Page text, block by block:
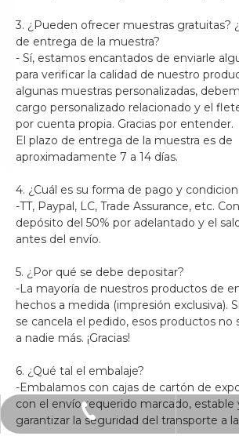
3. ¿Pueden ofrecer muestras gratuitas?
de entrega de la muestra?
- Sí, estamos encantados de enviarle
para verificar la calidad de nuestro
algunas muestras personalizadas,
cargo personalizado relacionado y el
por cuenta propia. Gracias por entender.
El plazo de entrega de la muestra es de
aproximadamente 7 a 14 días.
4. ¿Cuál es su forma de pago y
-TT, Paypal, LC, Trade Assurance, etc.
depósito del 50% por adelantado y el
antes del envío.
5. ¿Por qué se debe depositar?
-La mayoría de nuestros productos de
hechos a medida (impresión exclusiva).
se cancela el pedido, esos productos no
a nadie más. ¡Gracias!
6. ¿Qué tal el embalaje?
-Embalamos con cajas de cartón de
con el envío requerido marcado, estable
garantizar la seguridad del transporte a
teléfono
Correo electrónico